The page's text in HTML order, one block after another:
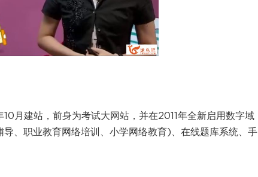
月建站，前身为考试大网站，并在2011年全新启用数字域
、职业教育网络培训、小学网络教育)、在线题库系统、手